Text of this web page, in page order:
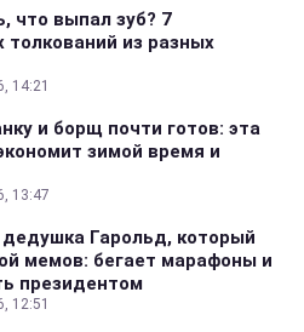
что выпал зуб? 7
толкований из разных
14:21
и борщ почти готов: эта
зимой время и
13:47
дедушка Гарольд, который
мемов: бегает марафоны и
президентом
12:51